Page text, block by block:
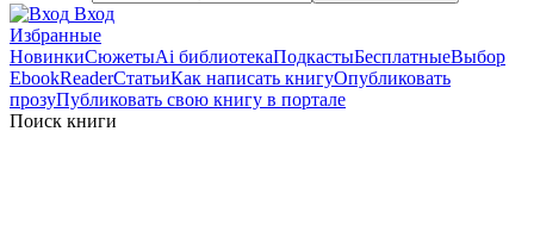
Вход
Избранные
НовинкиСюжетыAi библиотекаПодкастыБесплатныеВыбор
EbookReaderСтатьиКак написать книгуОпубликовать
прозуПубликовать свою книгу в портале
Поиск книги